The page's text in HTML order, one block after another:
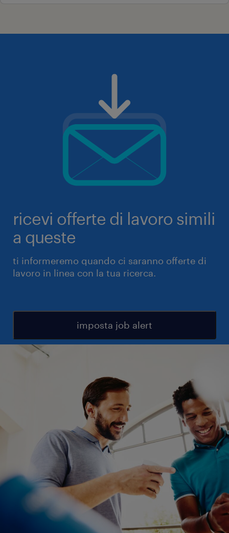
ricevi offerte di lavoro simili
a queste
ti informeremo quando ci saranno offerte di
lavoro in linea con la tua ricerca.
imposta job alert